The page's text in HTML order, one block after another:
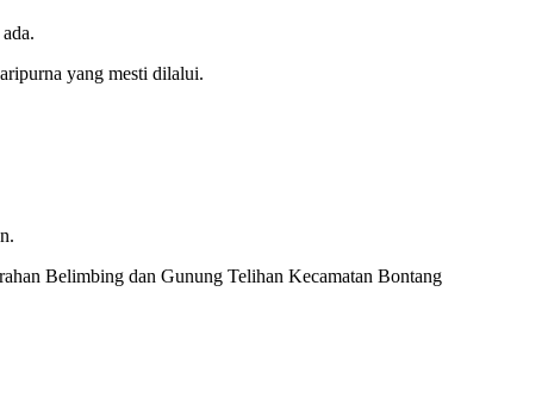
yang mesti dilalui.
Belimbing dan Gunung Telihan Kecamatan Bontang